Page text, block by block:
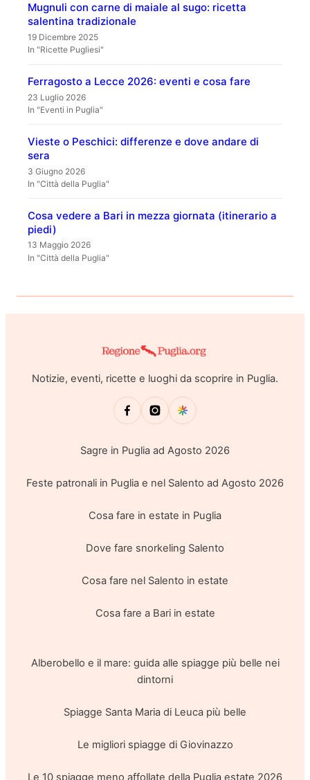
Mugnuli con carne di maiale al sugo: ricetta
salentina tradizionale
19 Dicembre 2025
In "Ricette Pugliesi"
Ferragosto a Lecce 2026: eventi e cosa fare
23 Luglio 2026
In "Eventi in Puglia"
Vieste o Peschici: differenze e dove andare di
sera
3 Giugno 2026
In "Città della Puglia"
Cosa vedere a Bari in mezza giornata (itinerario a
piedi)
13 Maggio 2026
In "Città della Puglia"
Notizie, eventi, ricette e luoghi da scoprire in Puglia.
Sagre in Puglia ad Agosto 2026
Feste patronali in Puglia e nel Salento ad Agosto 2026
Cosa fare in estate in Puglia
Dove fare snorkeling Salento
Cosa fare nel Salento in estate
Cosa fare a Bari in estate
Alberobello e il mare: guida alle spiagge più belle nei
dintorni
Spiagge Santa Maria di Leuca più belle
Le migliori spiagge di Giovinazzo
Le 10 spiagge meno affollate della Puglia estate 2026